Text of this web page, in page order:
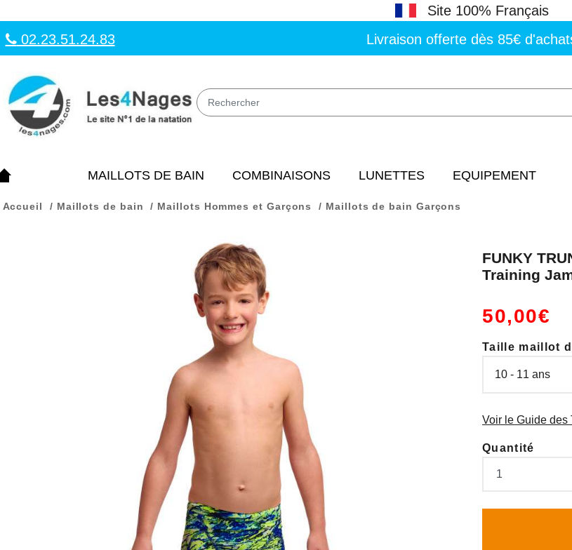
Site 100% Français
02.23.51.24.83
Livraison offerte dès 85€
MAILLOTS DE BAIN COMBINAISONS LUNETTES EQUIPEMENT
Accueil Maillots de bain Maillots Hommes et Garçons Maillots de bain Garçons
FUNKY
Training
50,00€
Taille maillot
Voir le Guide des
Quantité